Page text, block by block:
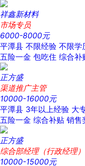
祥鑫新材料
市场专员
6000-8000元
平潭县 不限经验 不限学
五险一金 包吃住 综合补
正方盛
渠道推广主管
10000-16000元
平潭县 3年以上经验 大
五险一金 综合补贴 销售
正方盛
综合部经理（行政经理）
10000-15000元